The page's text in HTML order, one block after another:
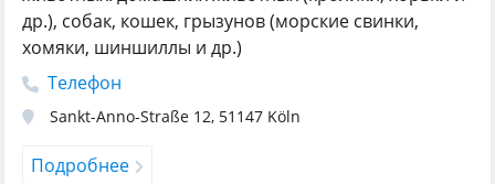
др.), собак, кошек, грызунов (морские свинки,
хомяки, шиншиллы и др.)
Телефон
Sankt-Anno-Straße 12, 51147 Köln
Подробнее